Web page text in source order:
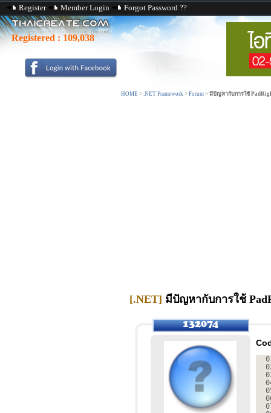
Register Member Login Forgot Password ??
Registered : 109,038
HOME > .NET Framework > Forum > มีปัญหากับการใช้
[.NET] มีปัญหากับการใช้